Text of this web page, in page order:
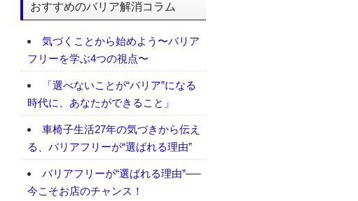
おすすめのバリア解消コラム
気づくことから始めよう〜バリア
フリーを学ぶ4つの視点〜
「選べないことが“バリア”になる
時代に、あなたができること」
車椅子生活27年の気づきから伝え
る、バリアフリーが“選ばれる理由”
バリアフリーが“選ばれる理由”──
今こそお店のチャンス！